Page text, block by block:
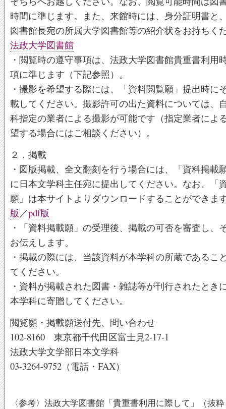
時間に準じます。また、来館時には、身分証明書と
図書館長宛の所属大学図書館等の紹介状をお持ちく
法政大学図書館
・閲覧時の遵守事項は、法政大学図書館貴重書利用
項に準じます（下記参照）。
・撮影を希望する際には、「資料閲覧願」提出時に
載してください。撮影許可の出た資料については、
科指定の業者による撮影が可能です（指定業者によ
望する場合にはご相談ください）。
２．掲載
・図版掲載、全文翻刻を行う場合には、「資料掲載
に日本文学科主任宛に提出してください。なお、「
願」は本サイトよりダウンロードすることができま
版 ／pdf版
・「資料掲載願」の受理後、掲載の可否を審査し、
お伝えします。
・掲載の際には、当該資料が本学科の所蔵であるこ
てください。
・資料が掲載された図書・雑誌等が刊行されたとき
本学科に寄贈してください。
閲覧願・掲載願送付先、問い合わせ
102-8160 東京都千代田区富士見2-17-1
法政大学文学部日本文学科
03-3264-9752（電話・FAX）
〈参考〉法政大学図書館「貴重書利用に際して」（抜